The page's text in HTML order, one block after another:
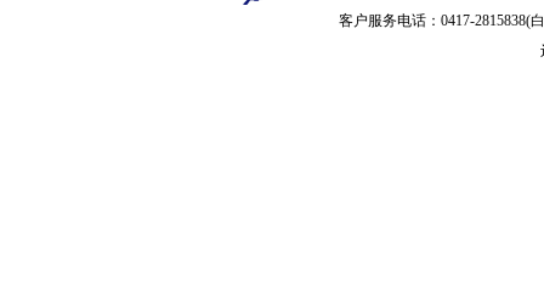
客户服务电话：0417-